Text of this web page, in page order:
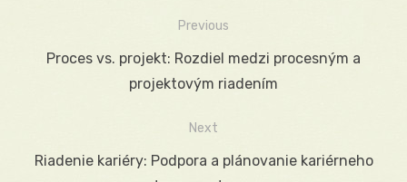
Navigácia
Previous
Previous
Proces vs. projekt: Rozdiel medzi procesným a
projektovým riadením
Next
Next
Riadenie kariéry: Podpora a plánovanie kariérneho